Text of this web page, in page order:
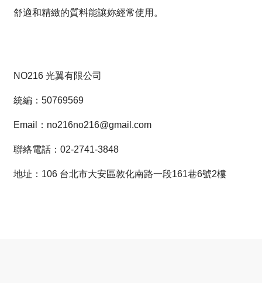
舒適和精緻的質料能讓妳經常使用。
NO216 光翼有限公司
統編：50769569
Email：no216no216@gmail.com
聯絡電話：02-2741-3848
地址：106 台北市大安區敦化南路一段161巷6號2樓